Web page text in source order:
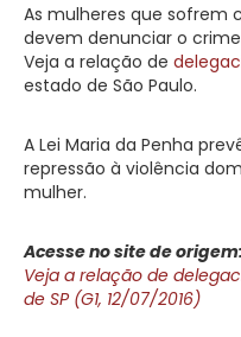
As mulheres que sofrem
devem denunciar o
Veja a relação de
estado de São Paulo.
A Lei Maria da Penha
repressão à violência
mulher.
Acesse no site de origem:
Veja a relação de
de SP (G1, 12/07/2016)